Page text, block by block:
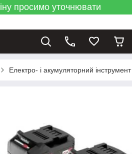
просимо уточнювати
Електро- і акумуляторний інструмент